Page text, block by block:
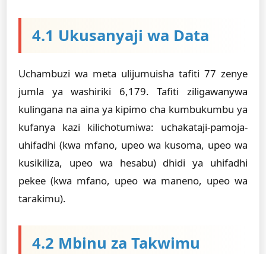
4.1 Ukusanyaji wa Data
Uchambuzi wa meta ulijumuisha tafiti 77 zenye
jumla ya washiriki 6,179. Tafiti ziligawanywa
kulingana na aina ya kipimo cha kumbukumbu ya
kufanya kazi kilichotumiwa: uchakataji-pamoja-
uhifadhi (kwa mfano, upeo wa kusoma, upeo wa
kusikiliza, upeo wa hesabu) dhidi ya uhifadhi
pekee (kwa mfano, upeo wa maneno, upeo wa
tarakimu).
4.2 Mbinu za Takwimu